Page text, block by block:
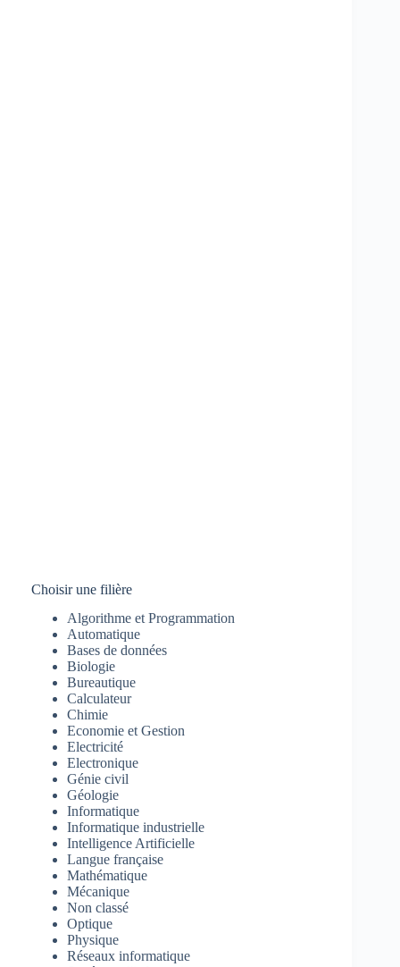
Choisir une filière
Algorithme et Programmation
Automatique
Bases de données
Biologie
Bureautique
Calculateur
Chimie
Economie et Gestion
Electricité
Electronique
Génie civil
Géologie
Informatique
Informatique industrielle
Intelligence Artificielle
Langue française
Mathématique
Mécanique
Non classé
Optique
Physique
Réseaux informatique